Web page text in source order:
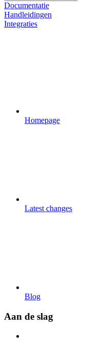
Documentatie
Handleidingen
Integraties
Homepage
Latest changes
Blog
Aan de slag